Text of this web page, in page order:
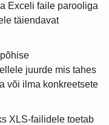
Exceli faile parooliga
täiendavat
juurde mis tahes
või ilma konkreetsete
XLS-failidele toetab